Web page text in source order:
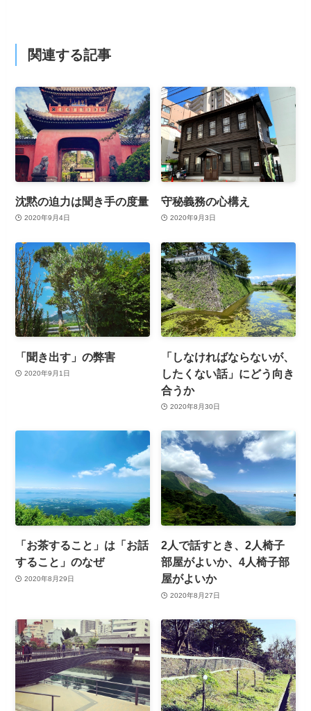
関連する記事
沈黙の迫力は聞き手の度量
2020年9月4日
守秘義務の心構え
2020年9月3日
「聞き出す」の弊害
2020年9月1日
「しなければならないが、
したくない話」にどう向き
合うか
2020年8月30日
「お茶すること」は「お話
すること」のなぜ
2020年8月29日
2人で話すとき、2人椅子
部屋がよいか、4人椅子部
屋がよいか
2020年8月27日